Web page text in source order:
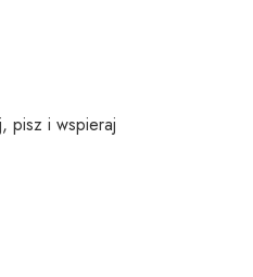
pisz i wspieraj